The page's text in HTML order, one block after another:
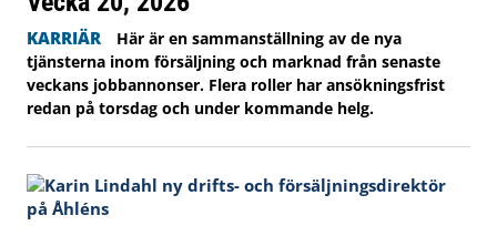
KARRIÄR
Här är en sammanställning av de nya
tjänsterna inom försäljning och marknad från senaste
veckans jobbannonser. Flera roller har ansökningsfrist
redan på torsdag och under kommande helg.